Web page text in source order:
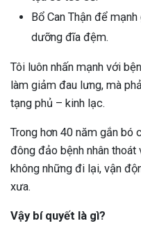
Bổ Can Thận để
dưỡng đĩa đệm.
Tôi luôn nhấn mạnh với
làm giảm đau lưng, mà
tạng phủ – kinh lạc.
Trong hơn 40 năm gắn bó
đông đảo bệnh nhân
không những đi lại, vận
xưa.
Vậy bí quyết là gì?